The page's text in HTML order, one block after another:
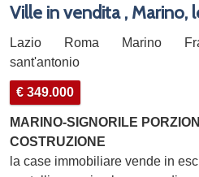
Ville in vendita , Marino,
Lazio Roma Marino
sant'antonio
€ 349.000
MARINO-SIGNORILE
COSTRUZIONE
la case immobiliare vende in